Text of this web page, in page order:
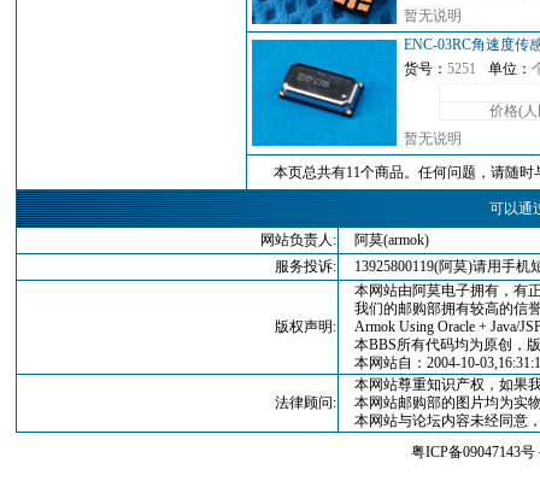
暂无说明
ENC-03RC角速度传
货号： 5251 单位：
价格(
暂无说明
本页总共有11个商品。任何问题，请随时
可以通
网站负责人:
阿莫(armok)
服务投诉:
13925800119(阿莫)请用手机
版权声明:
本网站由阿莫电子拥有，有
我们的邮购部拥有较高的信
Armok Using Oracle + Java/
本BBS所有代码均为原创，
本网站自：2004-10-
法律顾问:
本网站尊重知识产权，如果
本网站邮购部的图片均为实
本网站与论坛内容未经同意
粤ICP备09047143